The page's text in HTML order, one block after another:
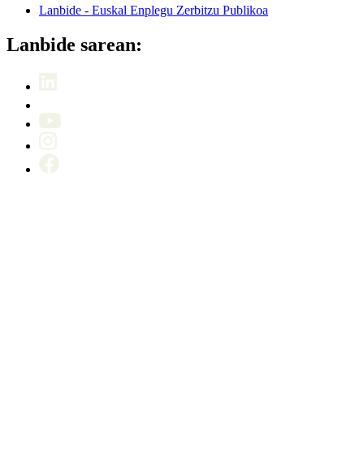
Lanbide - Euskal Enplegu Zerbitzu Publikoa
Lanbide sarean: